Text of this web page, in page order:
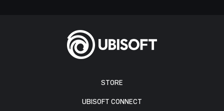
STORE
UBISOFT CONNECT